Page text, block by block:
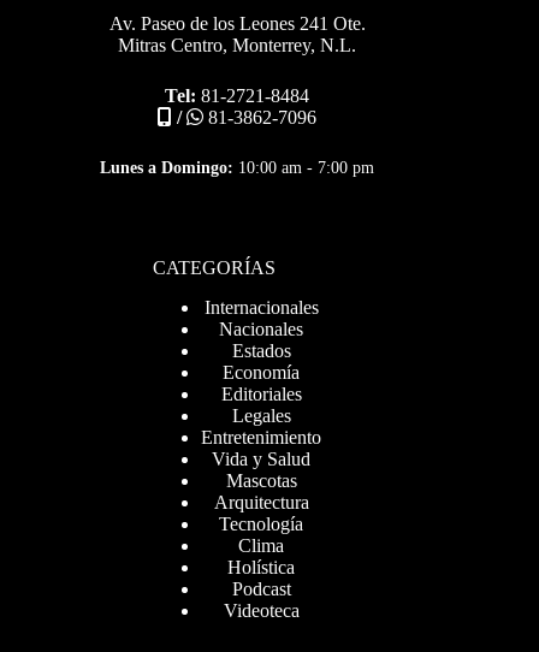
Av. Paseo de los Leones 241 Ote.
Mitras Centro, Monterrey, N.L.
Tel: 81-2721-8484
/
81-3862-7096
Lunes a Domingo: 10:00 am - 7:00 pm
CATEGORÍAS
Internacionales
Nacionales
Estados
Economía
Editoriales
Legales
Entretenimiento
Vida y Salud
Mascotas
Arquitectura
Tecnología
Clima
Holística
Podcast
Videoteca